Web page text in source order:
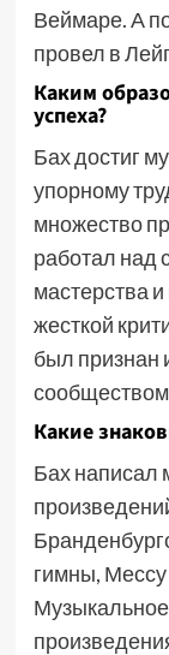
Веймаре. А
провел в
Каким
успеха?
Бах достиг
упорному
множество
работал над
мастерства
жесткой
был признан
Какие
Бах написал
гимны,